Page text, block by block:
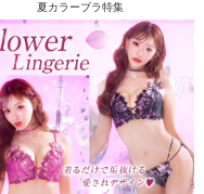
夏カラーブラ特集